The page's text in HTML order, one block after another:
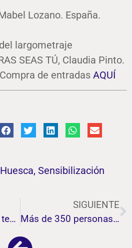
Lozano. España.
largometraje
SEAS TÚ, Claudia Pinto.
de entradas AQUÍ
, Sensibilización
Finaliza una nueva temporada del Club de lectura más inclusivo con un balance “redondo” en objetivos y satisfacción de sus integrantes
SIGUIENTE
Más de 350 personas han recibido sensibilización y trato adecuado a personas con discapacidad y dependencia